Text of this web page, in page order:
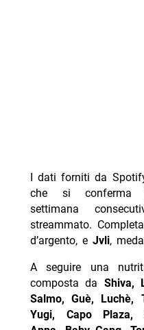
I dati forniti da
che si conferma
settimana
streammato.
d’argento, e Jvli,
A seguire una
composta da Shiva,
Salmo, Guè,
Luchè,
Yugi, Capo Plaza,